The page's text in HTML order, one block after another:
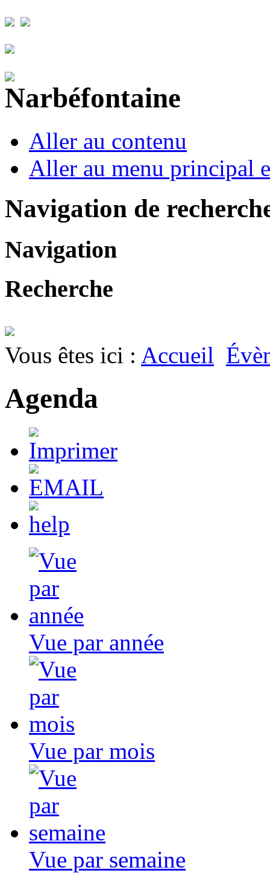
Aller au contenu
Aller au menu principal
Navigation de
Navigation
Recherche
Vous êtes ici : Accueil
Agenda
Vue par année
Vue par mois
Vue par semaine